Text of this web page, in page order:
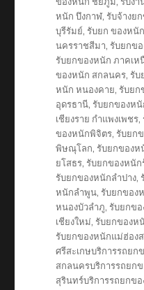
หนัก บึงกาฬ,รับจ้างย
บุรีรัมย์,รับยก ของหนัก
นครราชสีมา,รับยกข
รับยกของหนัก ภาคเห
ของหนัก สกลนคร,รับ
หนัก หนองคาย,รับยก
อุดรธานี,รับยกของหนั
เชียงราย กำแพงเพชร,
ของหนักพิจิตร,รับยก
พิษณุโลก,รับยกของห
ยโสธร,รับยกของหนัก
รับยกของหนักลำปาง,
หนักลำพูน,รับยกของ
หนองบัวลำภู,รับยกข
เชียงใหม่,รับยกของห
รับยกของหนักแม่ฮ่อง
ศรีสะเกษบริการรถยก
สกลนครบริการรถยก
สุรินทร์บริการรถยกข